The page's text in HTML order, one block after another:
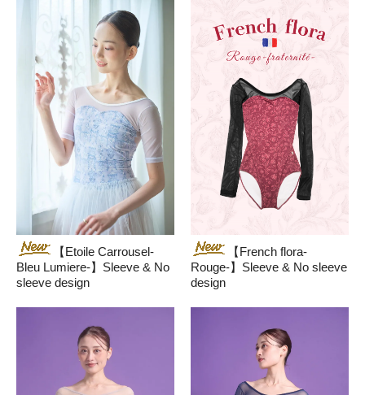
【Etoile Carrousel-
Bleu Lumiere-】Sleeve & No
sleeve design
【French flora-
Rouge-】Sleeve & No sleeve
design